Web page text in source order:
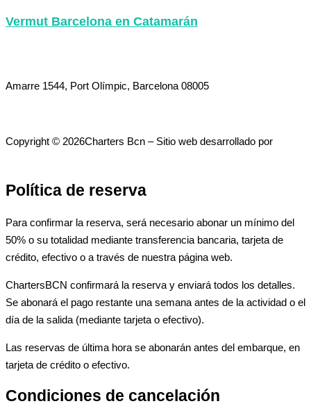
Vermut Barcelona en Catamarán
Amarre 1544, Port Olímpic, Barcelona 08005
Copyright © 2026Charters Bcn – Sitio web desarrollado por
Política de reserva
Para confirmar la reserva, será necesario abonar un mínimo del
50% o su totalidad mediante transferencia bancaria, tarjeta de
crédito, efectivo o a través de nuestra página web.
ChartersBCN confirmará la reserva y enviará todos los detalles.
Se abonará el pago restante una semana antes de la actividad o el
día de la salida (mediante tarjeta o efectivo).
Las reservas de última hora se abonarán antes del embarque, en
tarjeta de crédito o efectivo.
Condiciones de cancelación